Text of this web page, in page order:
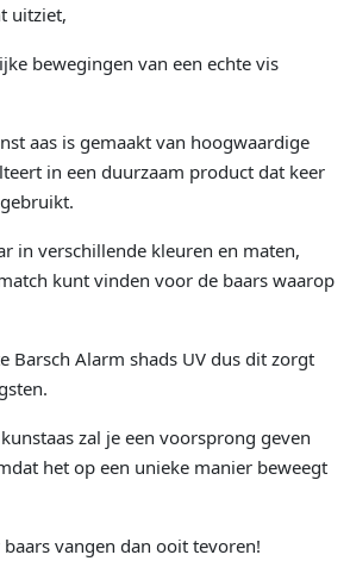
uitziet,
bewegingen van een echte vis
aas is gemaakt van hoogwaardige
in een duurzaam product dat keer
in verschillende kleuren en maten,
kunt vinden voor de baars waarop
Barsch Alarm shads UV dus dit zorgt
zal je een voorsprong geven
het op een unieke manier beweegt
vangen dan ooit tevoren!